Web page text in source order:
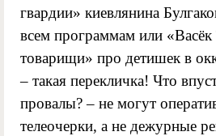
гвардии» киевлянина
всем программам или «Васёк
товарищи» про детишек в
– такая перекличка! Что
провалы? – не могут
телеочерки, а не дежурные